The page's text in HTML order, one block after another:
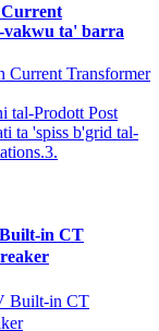
Current
vakwu ta' barra
tal-Prodott Post
ta 'spiss b'grid tal-
in CT